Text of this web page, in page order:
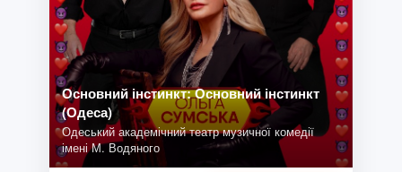
Основний інстинкт: Основний інстинкт
(Одеса)
Одеський академічний театр музичної комедії
імені М. Водяного